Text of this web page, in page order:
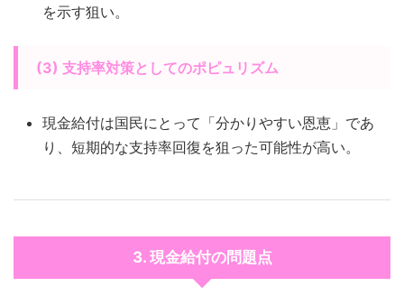
を示す狙い。
(3) 支持率対策としてのポピュリズム
現金給付は国民にとって「分かりやすい恩恵」であ
り、短期的な支持率回復を狙った可能性が高い。
3. 現金給付の問題点